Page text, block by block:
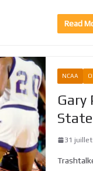
Read
NCAA
Gary
31